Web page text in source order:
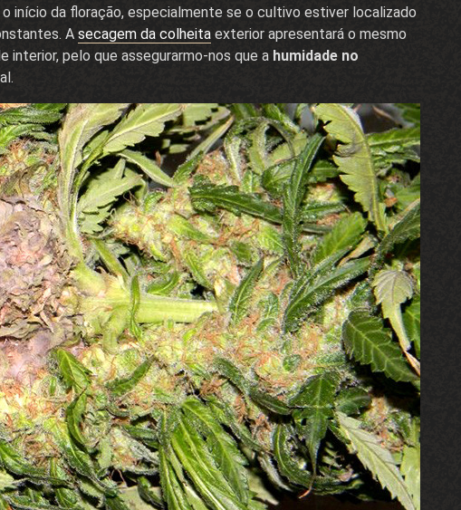
início da floração, especialmente se o cultivo estiver localizado
A secagem da colheita exterior apresentará o mesmo
interior, pelo que assegurarmo-nos que a humidade no